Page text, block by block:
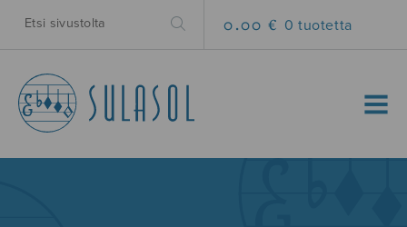
0.00 € 0 tuotetta
MENU